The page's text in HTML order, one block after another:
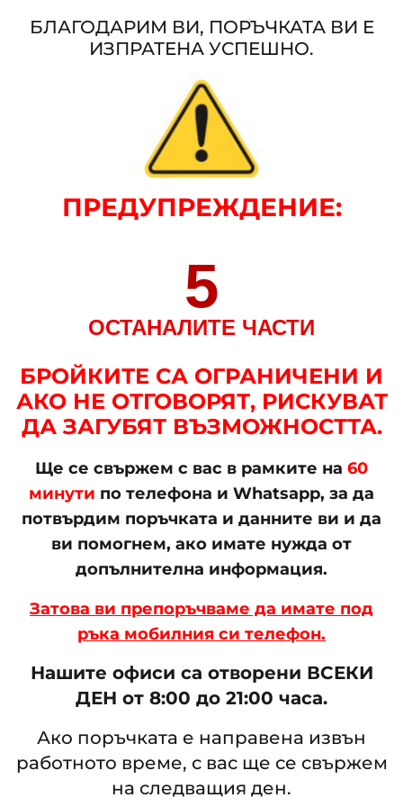
БЛАГОДАРИМ ВИ, ПОРЪЧКАТА ВИ Е
ИЗПРАТЕНА УСПЕШНО.
ПРЕДУПРЕЖДЕНИЕ:
ОСТАНАЛИТЕ ЧАСТИ
5
БРОЙКИТЕ СА ОГРАНИЧЕНИ И
АКО НЕ ОТГОВОРЯТ, РИСКУВАТ
ДА ЗАГУБЯТ ВЪЗМОЖНОСТТА.
Ще се свържем с вас в рамките на 60
минути по телефона и Whatsapp, за да
потвърдим поръчката и данните ви и да
ви помогнем, ако имате нужда от
допълнителна информация.
Затова ви препоръчваме да имате под
ръка мобилния си телефон.
Нашите офиси са отворени ВСЕКИ
ДЕН от 8:00 до 21:00 часа.
Ако поръчката е направена извън
работното време, с вас ще се свържем
на следващия ден.